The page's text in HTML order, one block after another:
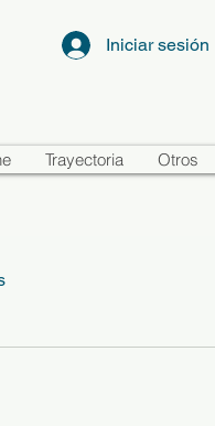
Iniciar sesión
Trayectoria Otros